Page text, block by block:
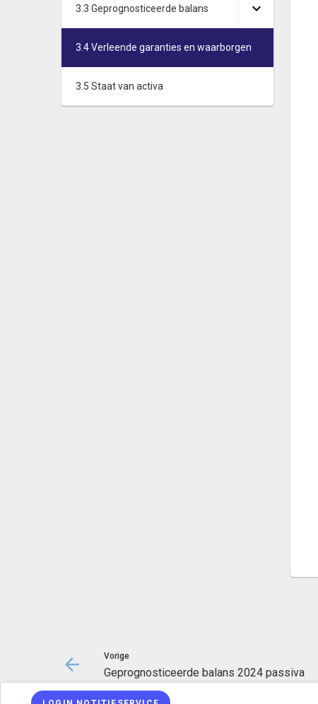
3.3 Geprognosticeerde balans
3.4 Verleende garanties en waarborgen
3.5 Staat van activa
Vorige
Geprognosticeerde balans 2024 passiva